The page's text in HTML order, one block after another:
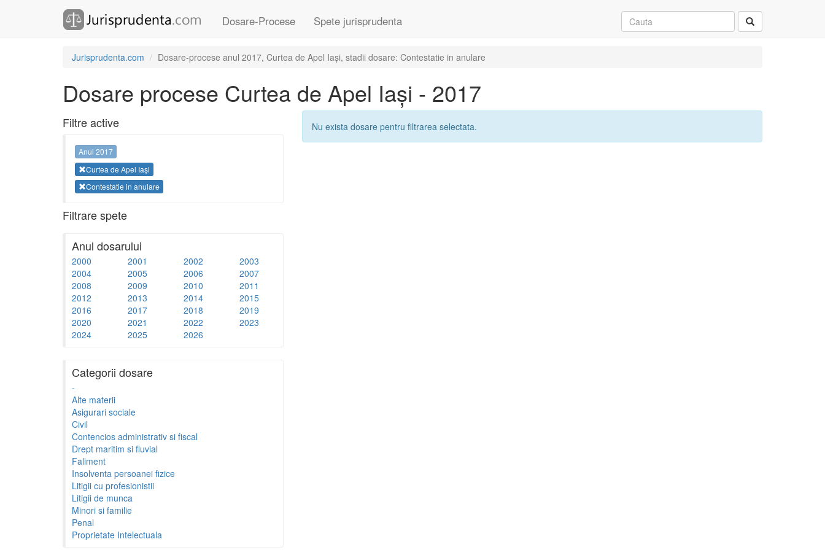
Dosare-Procese Spete jurisprudenta
Jurisprudenta.com Dosare-procese anul 2017, Curtea de Apel Iași, stadii dosare: Contestatie in anulare
Dosare procese Curtea de Apel Iași - 2017
Filtre active
Anul 2017
Curtea de Apel Iași
Contestatie in anulare
Filtrare spete
Anul dosarului
2000 2001 2002
2003
2004
2005 2006
2007
2008
2009 2010
2011
2012
2013 2014
2015
2016
2017 2018
2019
2020
2021 2022
2023
2024
2025 2026
Categorii dosare
-
Alte materii
Asigurari sociale
Civil
Contencios administrativ si fiscal
Drept maritim si fluvial
Faliment
Insolventa persoanei fizice
Litigii cu profesionistii
Litigii de munca
Minori si familie
Penal
Proprietate Intelectuala
Nu exista dosare pentru filtrarea selectata.